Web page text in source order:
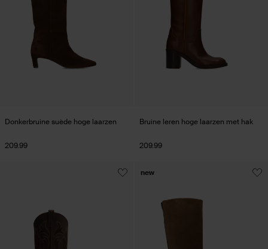
Donkerbruine suède hoge laarzen
209.99
Bruine leren hoge laarzen met hak
209.99
new